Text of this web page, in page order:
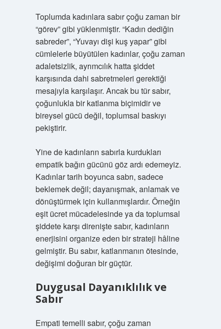
Toplumda kadınlara sabır çoğu zaman bir
“görev” gibi yüklenmiştir. “Kadın dediğin
sabreder”, “Yuvayı dişi kuş yapar” gibi
cümlelerle büyütülen kadınlar, çoğu zaman
adaletsizlik, ayrımcılık hatta şiddet
karşısında dahi sabretmeleri gerektiği
mesajıyla karşılaşır. Ancak bu tür sabır,
çoğunlukla bir katlanma biçimidir ve
bireysel gücü değil, toplumsal baskıyı
pekiştirir.
Yine de kadınların sabırla kurdukları
empatik bağın gücünü göz ardı edemeyiz.
Kadınlar tarih boyunca sabrı, sadece
beklemek değil; dayanışmak, anlamak ve
dönüştürmek için kullanmışlardır. Örneğin
eşit ücret mücadelesinde ya da toplumsal
şiddete karşı direnişte sabır, kadınların
enerjisini organize eden bir strateji hâline
gelmiştir. Bu sabır, katlanmanın ötesinde,
değişimi doğuran bir güçtür.
Duygusal Dayanıklılık ve
Sabır
Empati temelli sabır, çoğu zaman